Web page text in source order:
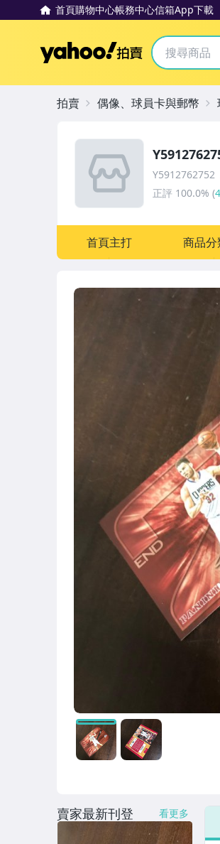
首頁購物中心帳務中心信箱App下載
Yahoo拍賣
Y5912762752
正評 100.0% (
首頁主打 商品分
拍賣 偶像、球員卡與郵幣
賣家最新刊登 看更多